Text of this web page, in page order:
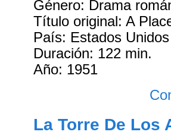
Género: Drama
Título original: A
País: Estados Unidos
Duración: 122 min.
Año: 1951
La Torre De Los